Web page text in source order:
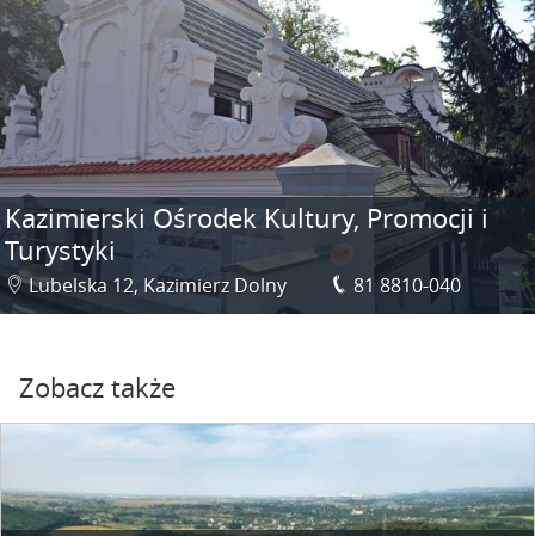
Kazimierski Ośrodek Kultury, Promocji i
Turystyki
Lubelska 12, Kazimierz Dolny 81 8810-040
Zobacz także